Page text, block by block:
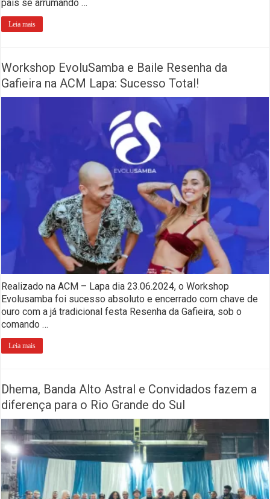
pais se arrumando …
Leia mais
Workshop EvoluSamba e Baile Resenha da
Gafieira na ACM Lapa: Sucesso Total!
Realizado na ACM – Lapa dia 23.06.2024, o Workshop
Evolusamba foi sucesso absoluto e encerrado com chave de
ouro com a já tradicional festa Resenha da Gafieira, sob o
comando …
Leia mais
Dhema, Banda Alto Astral e Convidados fazem a
diferença para o Rio Grande do Sul